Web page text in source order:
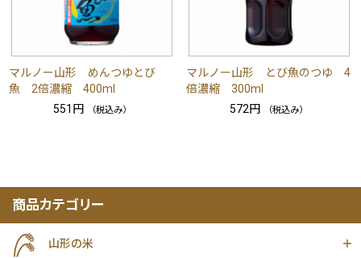
マルノー山形 めんつゆとび
魚 2倍濃縮 400ml
551円
（税込み）
マルノー山形 とび魚のつゆ 4
倍濃縮 300ml
572円
（税込み）
商品カテゴリー
山形の米